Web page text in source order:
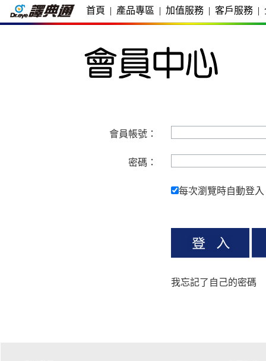
首頁 | 產品專區 | 加值服務 | 客戶服務 |
會員帳號：
密碼：
每次瀏覽時自動登入
我忘記了自己的密碼